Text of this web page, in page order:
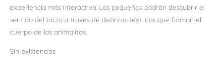
experiencia más interactiva. Los pequeños podrán descubrir el
sentido del tacto a través de distintas texturas que forman el
cuerpo de los animalitos.
Sin existencias